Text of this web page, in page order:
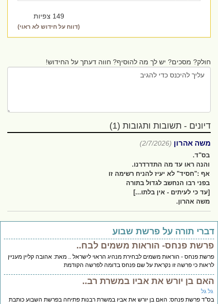
149 צפיות
(דווח על חידוש לא ראוי)
חולק? מסכים? יש לך מה להוסיף? חווה דעתך על החידוש!
דיונים - תשובות ותגובות (1)
משה אהרון (2/7/2026)
בס"ד.
והנה ראו עד מה התדרדרנו.
אף :"חסיד" לא יעיז להניח רשימה זו
בפני רבו הנחשב לגדול בתורה
[עד כי לעיתים - אין בלתו...]
משה אהרון.
תורה על פרשת שבוע
פנחס- הוראות משמים לבח..
פנחס - הוראות משמים לבחירת מנהיג הראוי לישראל .. מאת: אהובה קליין מעניין
כי פרשה זו נקראת על שם פנחס בדומה לפרשה הקודמת
בן יורש את אביו במשרת רב..
גל
פרשת פנחס: האם בן יורש את אביו במשרת רבנות פתיחה בפרשת השבוע כותבת